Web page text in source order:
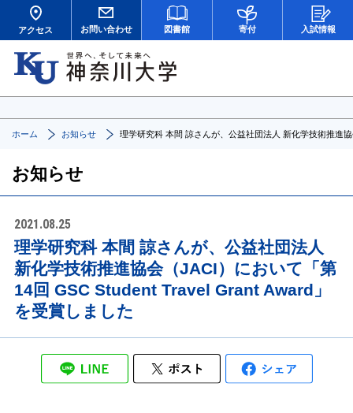
アクセス お問い合わせ 図書館 寄付 入試情報
ホーム お知らせ 理学研究科 本間 諒さんが、公益社団法人 新化学技術推進
お知らせ
2021.08.25
理学研究科 本間 諒さんが、公益社団法人
新化学技術推進協会（JACI）において「第
14回 GSC Student Travel Grant Award」
を受賞しました